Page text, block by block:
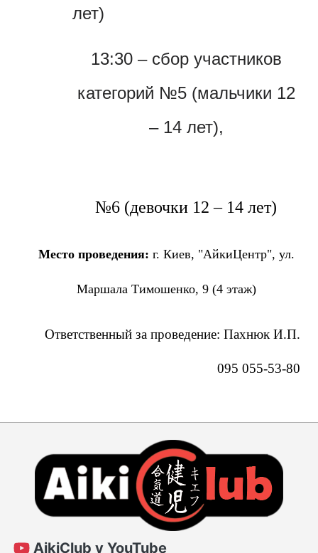
лет)
13:30 – сбор участников
категорий №5 (мальчики 12
– 14 лет),
№6 (девочки 12 – 14 лет)
Место проведения: г. Киев, "АйкиЦентр", ул.
Маршала Тимошенко, 9 (4 этаж)
Ответственный за проведение: Пахнюк И.П.
095 055-53-80
AikiClub у YouTube